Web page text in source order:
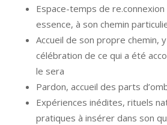
Espace-temps de
essence, à son chemin
Accueil de son propre chemin,
célébration de ce qui a été
le sera
Pardon, accueil des parts
Expériences inédites, rituels
pratiques à insérer dans son